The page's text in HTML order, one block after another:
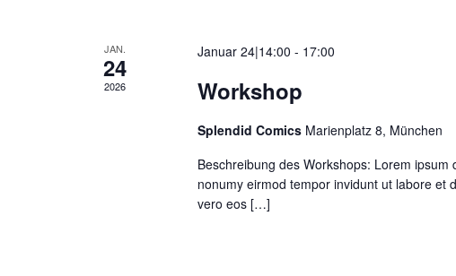
JAN.
24
2026
Januar 24|14:00 - 17:00
Workshop
Splendid Comics Marienplatz 8, München
Beschreibung des Workshops: Lorem
nonumy eirmod tempor invidunt ut labore et
vero eos […]